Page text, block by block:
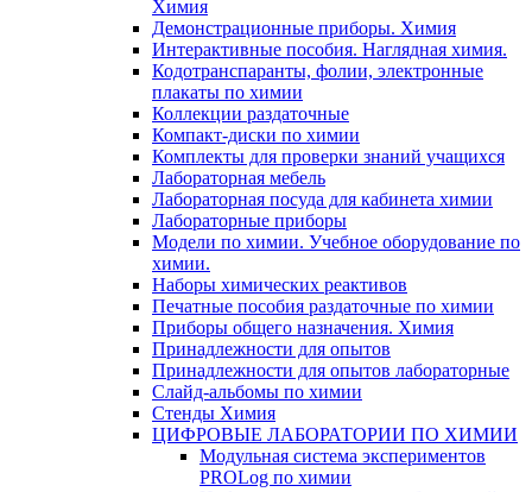
Химия
Демонстрационные приборы. Химия
Интерактивные пособия. Наглядная химия.
Кодотранспаранты, фолии, электронные
плакаты по химии
Коллекции раздаточные
Компакт-диски по химии
Комплекты для проверки знаний учащихся
Лабораторная мебель
Лабораторная посуда для кабинета химии
Лабораторные приборы
Модели по химии. Учебное оборудование по
химии.
Наборы химических реактивов
Печатные пособия раздаточные по химии
Приборы общего назначения. Химия
Принадлежности для опытов
Принадлежности для опытов лабораторные
Слайд-альбомы по химии
Стенды Химия
ЦИФРОВЫЕ ЛАБОРАТОРИИ ПО ХИМИИ
Модульная система экспериментов
PROLog по химии